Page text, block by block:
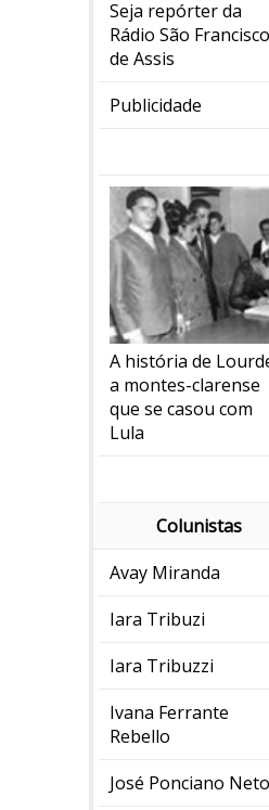
Seja repórter da
Rádio São Francisco
de Assis
Publicidade
A história de
a montes-clarense
que se casou com
Lula
Colunistas
Avay Miranda
Iara Tribuzi
Iara Tribuzzi
Ivana Ferrante
Rebello
José Ponciano Neto